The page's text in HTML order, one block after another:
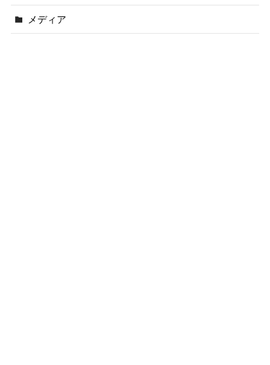
メディア